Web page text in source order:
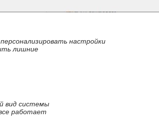
настройки
лишние
вид системы
работает